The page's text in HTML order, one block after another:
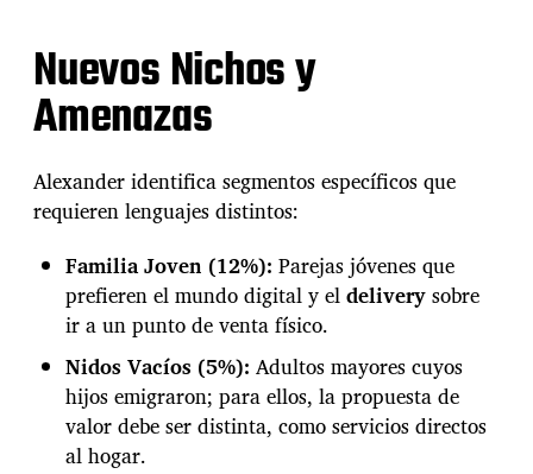
Nuevos Nichos y
Amenazas
Alexander identifica segmentos específicos que
requieren lenguajes distintos:
Familia Joven (12%): Parejas jóvenes que
prefieren el mundo digital y eldeliverysobre
ir a un punto de venta físico.
Nidos Vacíos (5%): Adultos mayores cuyos
hijos emigraron; para ellos, la propuesta de
valor debe ser distinta, como servicios directos
al hogar.